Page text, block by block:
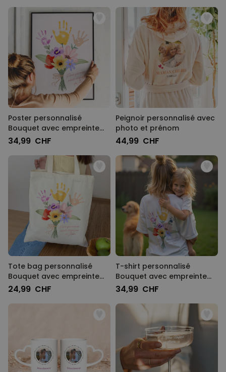
Poster personnalisé
Bouquet avec empreinte
de main
34,99 CHF
Peignoir personnalisé avec
photo et prénom
44,99 CHF
Tote bag personnalisé
Bouquet avec empreinte
de main
24,99 CHF
T-shirt personnalisé
Bouquet avec empreinte
de main
34,99 CHF